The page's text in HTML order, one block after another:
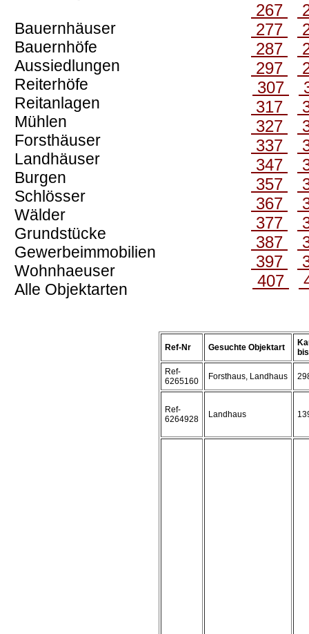
Bauernhäuser
Bauernhöfe
Aussiedlungen
Reiterhöfe
Reitanlagen
Mühlen
Forsthäuser
Landhäuser
Burgen
Schlösser
Wälder
Grundstücke
Gewerbeimmobilien
Wohnhaeuser
Alle Objektarten
267
277
287
297
307
317
327
337
347
357
367
377
387
397
407
Ref-Nr Gesuchte Objektart
Ref-
6265160
Forsthaus, Landhaus
Ref-
6264928
Landhaus